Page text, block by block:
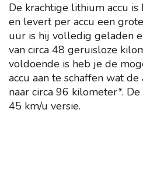
De krachtige lithium accu
en levert per accu een
uur is hij volledig geladen
van circa 48 geruisloze
voldoende is heb je de
accu aan te schaffen wat
naar circa 96 kilometer*.
45 km/u versie.